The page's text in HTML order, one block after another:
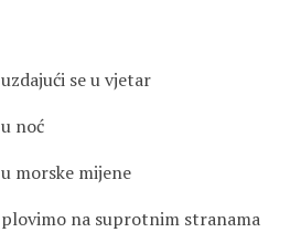
uzdajući se u vjetar
u noć
u morske mijene
plovimo na suprotnim stranama